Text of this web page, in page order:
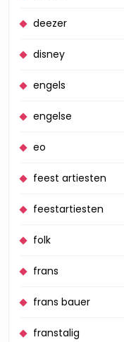
deezer
disney
engels
engelse
eo
feest artiesten
feestartiesten
folk
frans
frans bauer
franstalig